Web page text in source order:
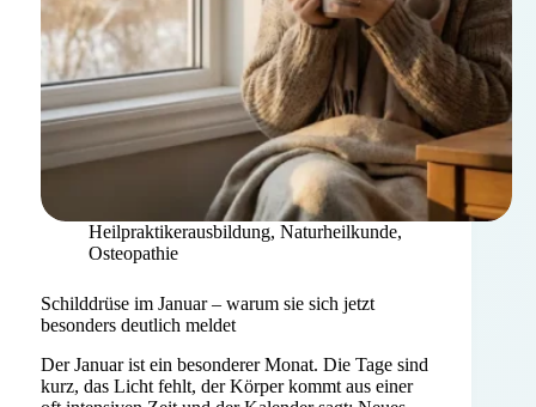
Heilpraktikerausbildung, Naturheilkunde,
Osteopathie
Schilddrüse im Januar – warum sie sich jetzt
besonders deutlich meldet
Der Januar ist ein besonderer Monat. Die Tage sind
kurz, das Licht fehlt, der Körper kommt aus einer